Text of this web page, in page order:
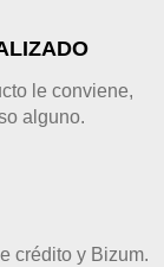
le conviene,
alguno.
crédito y Bizum.